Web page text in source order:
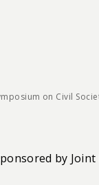
on Civil
by